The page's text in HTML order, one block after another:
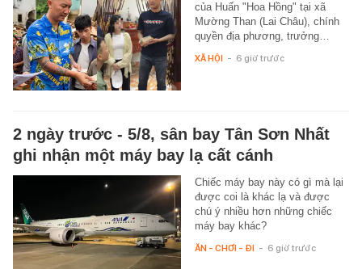
của Huấn "Hoa Hồng" tại xã
Mường Than (Lai Châu), chính
quyền địa phương, trưởng…
XÃ HỘI - 6 giờ trước
2 ngày trước - 5/8, sân bay Tân Sơn Nhất
ghi nhận một máy bay lạ cất cánh
Chiếc máy bay này có gì mà lại
được coi là khác lạ và được
chú ý nhiều hơn những chiếc
máy bay khác?
ĂN - CHƠI - ĐI - 6 giờ trước